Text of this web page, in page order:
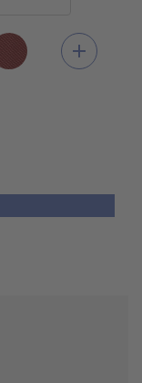
PB0490
BURGUNDY
add